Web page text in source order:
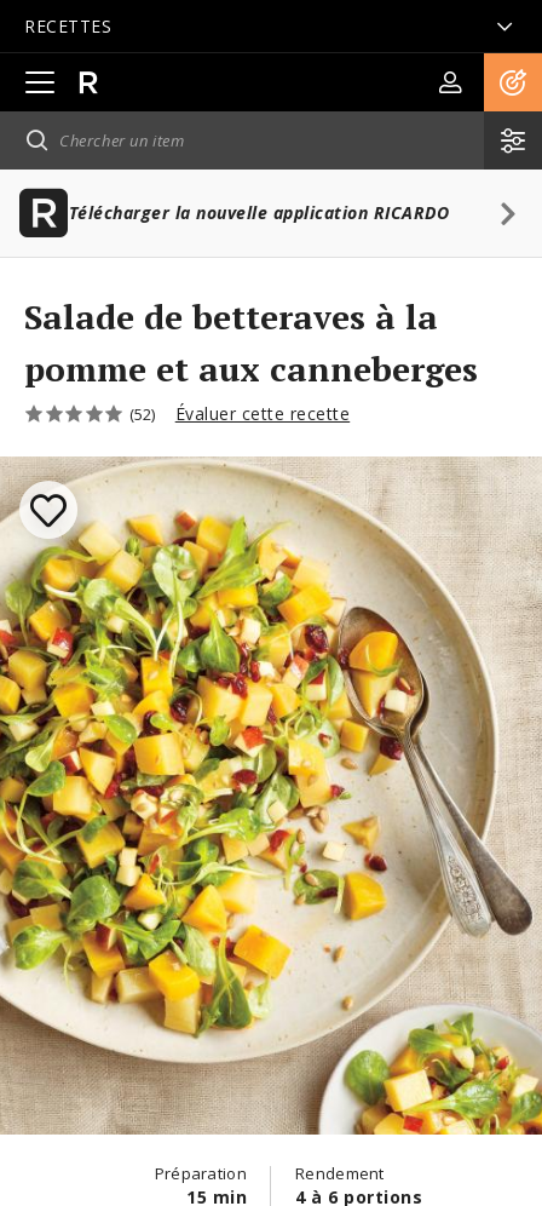
RECETTES
Ouvrir
la
navigation
principale
Télécharger la nouvelle application RICARDO
Salade de betteraves à la
pomme et aux canneberges
(52) Évaluer cette recette
Préparation
15 min
Rendement
4 à 6 portions